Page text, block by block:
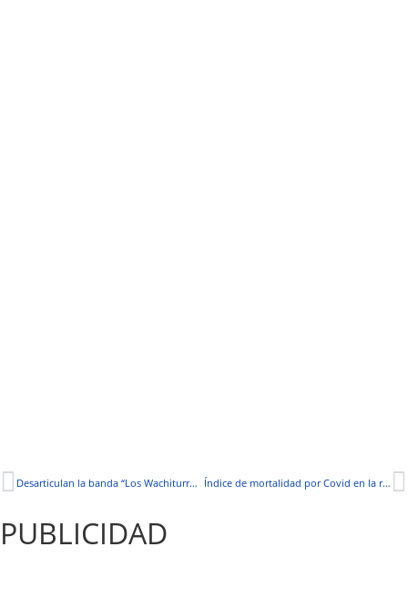
Desarticulan la banda “Los Wachiturros de la Pandemia” Índice de mortalidad por Covid en la región disminuye
PUBLICIDAD